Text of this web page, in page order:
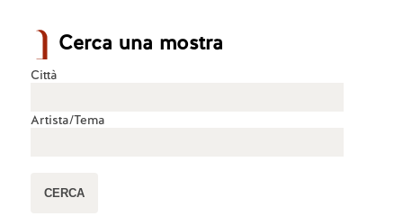
Cerca una mostra
Città
Artista/Tema